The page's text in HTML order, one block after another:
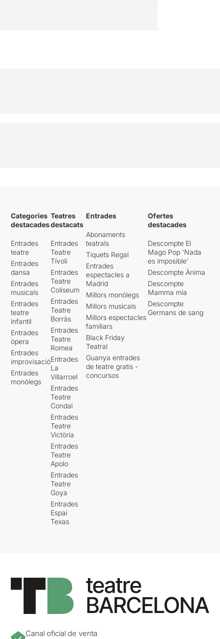
Categories
destacades
Entrades
teatre
Entrades
dansa
Entrades
musicals
Entrades
teatre
infantil
Entrades
òpera
Entrades
improvisació
Entrades
monòlegs
Teatres
destacats
Entrades
Teatre
Tívoli
Entrades
Teatre
Coliseum
Entrades
Teatre
Borràs
Entrades
Teatre
Romea
Entrades
La
Villarroel
Entrades
Teatre
Condal
Entrades
Teatre
Victòria
Entrades
Teatre
Apolo
Entrades
Teatre
Goya
Entrades
Espai
Texas
Entrades
Abonaments
teatrals
Tiquets Regal
Entrades
espectacles a
Madrid
Millors monòlegs
Millors musicals
Millors espectacles
familiars
Black Friday
Teatral
Guanya entrades
de teatre gratis -
concursos
Ofertes
destacades
Descompte El
Mago Pop 'Nada
es imposible'
Descompte Ànima
Descompte
Mamma mia
Descompte
Germans de sang
Canal oficial de venta